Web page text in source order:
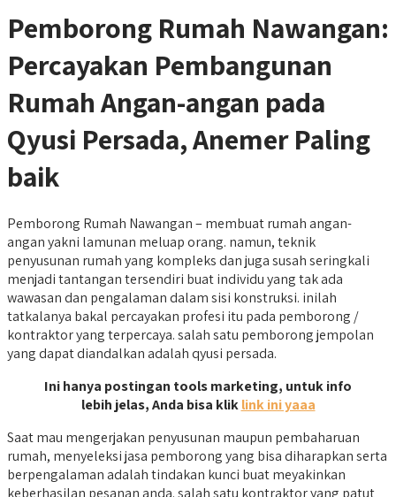
Pemborong Rumah Nawangan:
Percayakan Pembangunan
Rumah Angan-angan pada
Qyusi Persada, Anemer Paling
baik
Pemborong Rumah Nawangan – membuat rumah angan-
angan yakni lamunan meluap orang. namun, teknik
penyusunan rumah yang kompleks dan juga susah seringkali
menjadi tantangan tersendiri buat individu yang tak ada
wawasan dan pengalaman dalam sisi konstruksi. inilah
tatkalanya bakal percayakan profesi itu pada pemborong /
kontraktor yang terpercaya. salah satu pemborong jempolan
yang dapat diandalkan adalah qyusi persada.
Ini hanya postingan tools marketing, untuk info
lebih jelas, Anda bisa kliklink ini yaaa
Saat mau mengerjakan penyusunan maupun pembaharuan
rumah, menyeleksi jasa pemborong yang bisa diharapkan serta
berpengalaman adalah tindakan kunci buat meyakinkan
keberhasilan pesanan anda. salah satu kontraktor yang patut